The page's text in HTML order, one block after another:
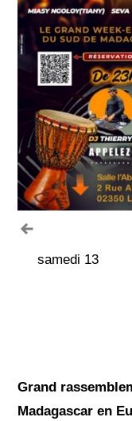
Voir le mois
samedi 13
Grand
Madagascar en